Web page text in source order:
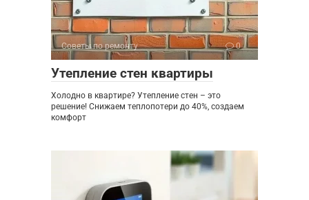
Советы по ремонту 0
Утепление стен квартиры
Холодно в квартире? Утепление стен – это
решение! Снижаем теплопотери до 40%, создаем
комфорт